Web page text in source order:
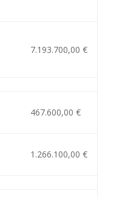
7.193.700,00 €
467.600,00 €
1.266.100,00 €